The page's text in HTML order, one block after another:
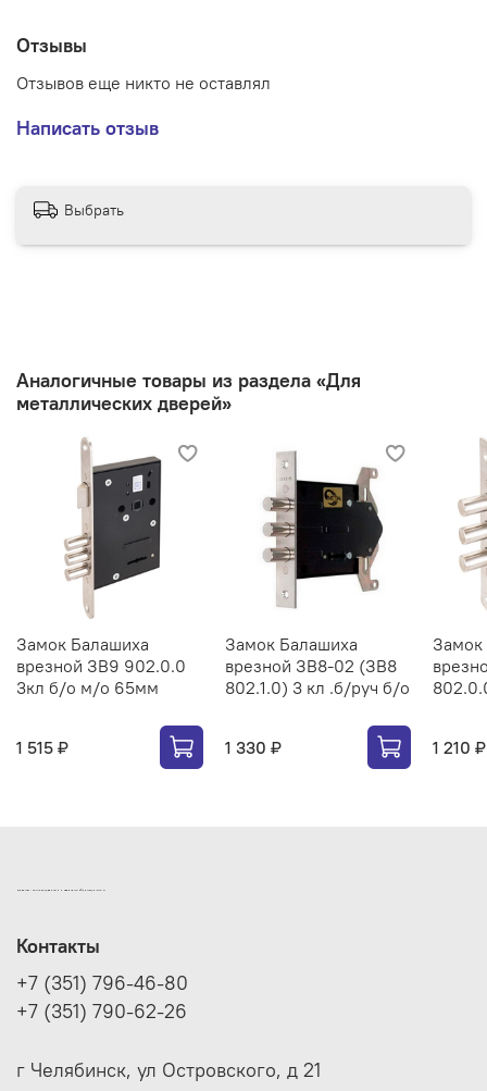
Количество ключей - 3
Удаление ключевого отверстия (Backset) - 48,5 мм
Наличие ответной планки - Нет
Размер ригеля - 11,2 мм
Тип замка - Замки врезные
Отзывы
Отзывов еще никто не оставлял
Написать отзыв
Выбрать
Аналогичные товары из раздела «Для
металлических дверей»
Замок Балашиха
врезной ЗВ9 902.0.0
3кл б/о м/о 65мм
1 515 ₽
Замок Балашиха
врезной ЗВ8-02 (ЗВ8
802.1.0) 3 кл .б/руч б/о
1 330 ₽
Замок
1 210 ₽
ИНТЕРНЕТ-МАГАЗИН ДВЕРНОЙ И МЕБЕЛЬНОЙ ФУРНИТУРЫ САМ
Контакты
+7 (351) 796-46-80
+7 (351) 790-62-26
г Челябинск, ул Островского, д 21